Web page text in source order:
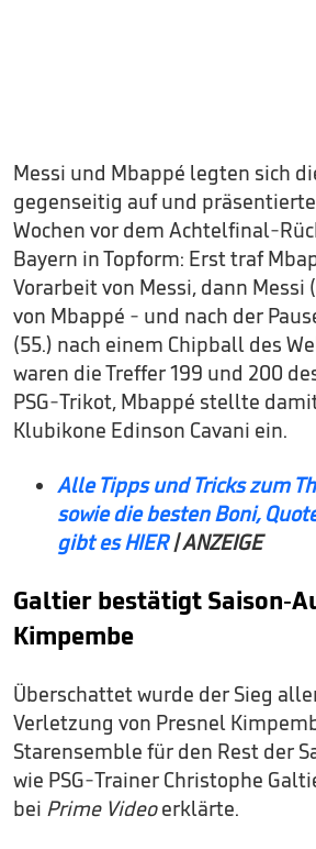
Messi und Mbappé legten sich
gegenseitig auf und
Wochen vor dem Achtelfinal-
Bayern in Topform: Erst traf
Vorarbeit von Messi, dann Messi
von Mbappé - und nach der
(55.) nach einem Chipball des
waren die Treffer 199 und 200
PSG-Trikot, Mbappé stellte
Klubikone Edinson Cavani ein.
Alle Tipps und Tricks zum
sowie die besten Boni,
gibt es HIER| ANZEIGE
Galtier bestätigt Saison-
Kimpembe
Überschattet wurde der Sieg
Verletzung von Presnel
Starensemble für den Rest der
wie PSG-Trainer Christophe
bei Prime Videoerklärte.